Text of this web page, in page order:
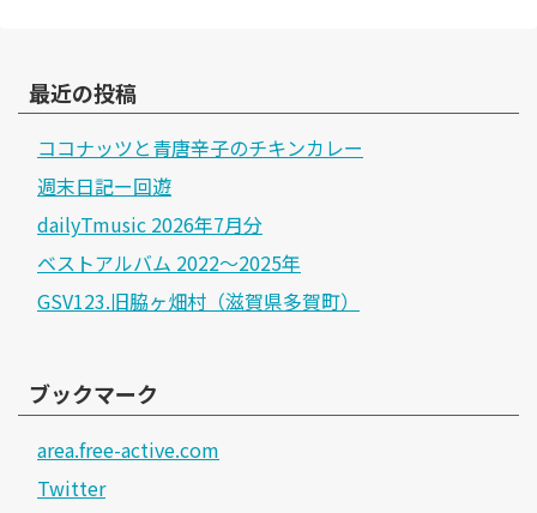
最近の投稿
ココナッツと青唐辛子のチキンカレー
週末日記ー回遊
dailyTmusic 2026年7月分
ベストアルバム 2022～2025年
GSV123.旧脇ヶ畑村（滋賀県多賀町）
ブックマーク
area.free-active.com
Twitter